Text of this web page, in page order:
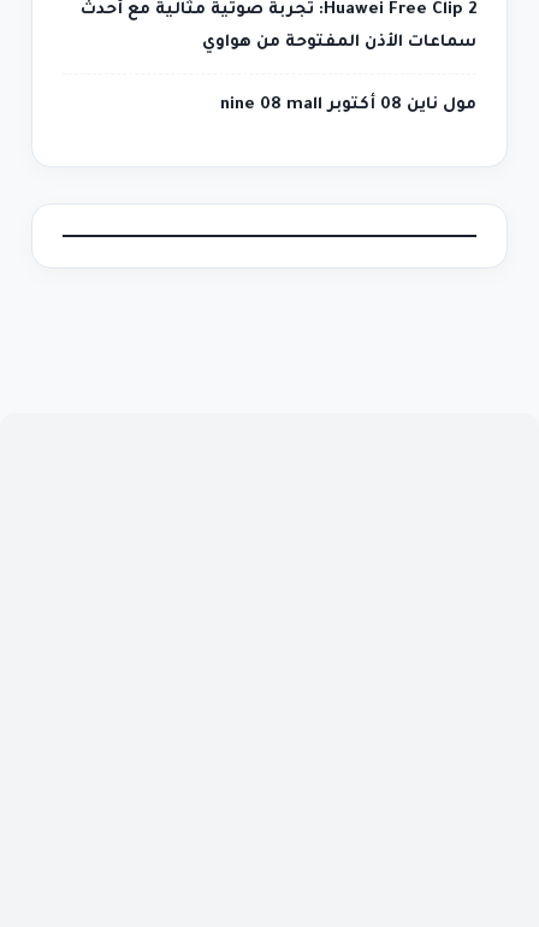
Huawei Free Clip 2: تجربة صوتية مثالية مع أحدث
سماعات الأذن المفتوحة من هواوي
مول ناين 08 أكتوبر nine 08 mall